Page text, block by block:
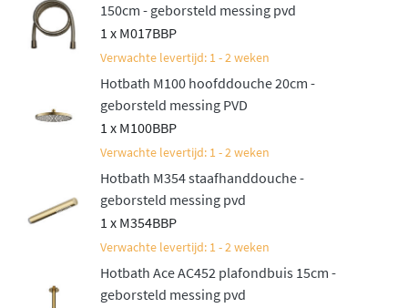
Naast deze inbouwset met mengkraan is de set ook
verkrijgbaar in een variant met thermostaat. Bekijk
Hotbath ACE inbouw doucheset met
150cm - geborsteld messing pvd
1 x M017BBP
Verwachte levertijd: 1 - 2 weken
Hotbath M100 hoofddouche 20cm -
geborsteld messing PVD
1 x M100BBP
Verwachte levertijd: 1 - 2 weken
Hotbath M354 staafhanddouche -
geborsteld messing pvd
1 x M354BBP
Verwachte levertijd: 1 - 2 weken
Hotbath Ace AC452 plafondbuis 15cm -
geborsteld messing pvd